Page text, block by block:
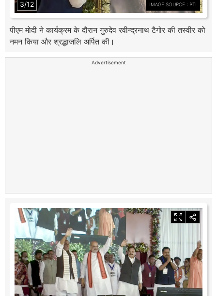
3/12 IMAGE SOURCE : PTI
पीएम मोदी ने कार्यक्रम के दौरान गुरुदेव रवीन्द्रनाथ टैगोर की तस्वीर को
नमन किया और श्रद्धाजलि अर्पित की।
Advertisement